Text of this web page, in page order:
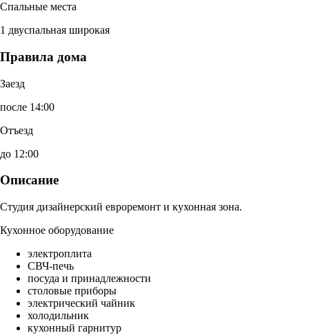
Спальные места
1 двуспальная широкая
Правила дома
Заезд
после 14:00
Отъезд
до 12:00
Описание
Студия дизайнерский евроремонт и кухонная зона.
Кухонное оборудование
электроплита
СВЧ-печь
посуда и принадлежности
столовые приборы
электрический чайник
холодильник
кухонный гарнитур